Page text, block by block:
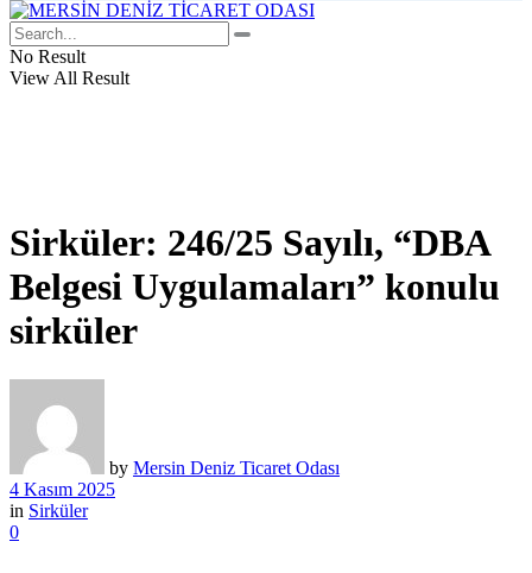
No Result
View All Result
Sirküler: 246/25 Sayılı, “DBA
Belgesi Uygulamaları” konulu
sirküler
by Mersin Deniz Ticaret Odası
4 Kasım 2025
in Sirküler
0